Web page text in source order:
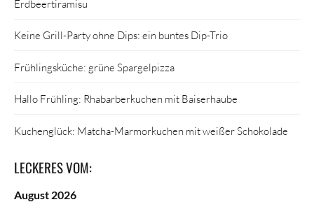
Erdbeertiramisu
Keine Grill-Party ohne Dips: ein buntes Dip-Trio
Frühlingsküche: grüne Spargelpizza
Hallo Frühling: Rhabarberkuchen mit Baiserhaube
Kuchenglück: Matcha-Marmorkuchen mit weißer Schokolade
LECKERES VOM:
August 2026